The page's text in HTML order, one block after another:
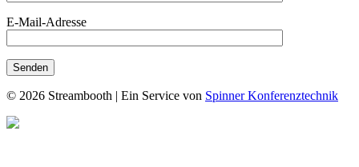
E-Mail-Adresse
© 2026 Streambooth | Ein Service von Spinner Konferenztechnik